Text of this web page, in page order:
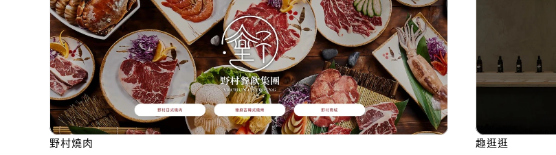
野村燒肉 趣逛逛